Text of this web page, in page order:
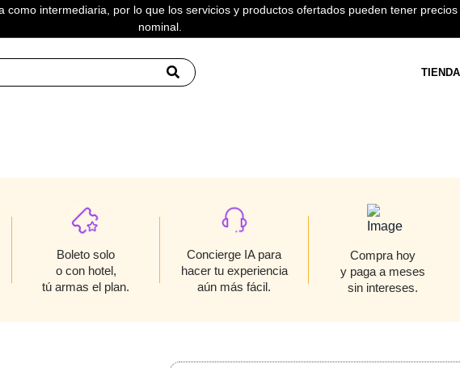
intermediaria, por lo que los servicios y productos ofertados pueden tener
nominal.
TIENDA
Boleto solo
o con hotel,
tú armas el plan.
Concierge IA para
hacer tu experiencia
aún más fácil.
Compra hoy
y paga a meses
sin intereses.